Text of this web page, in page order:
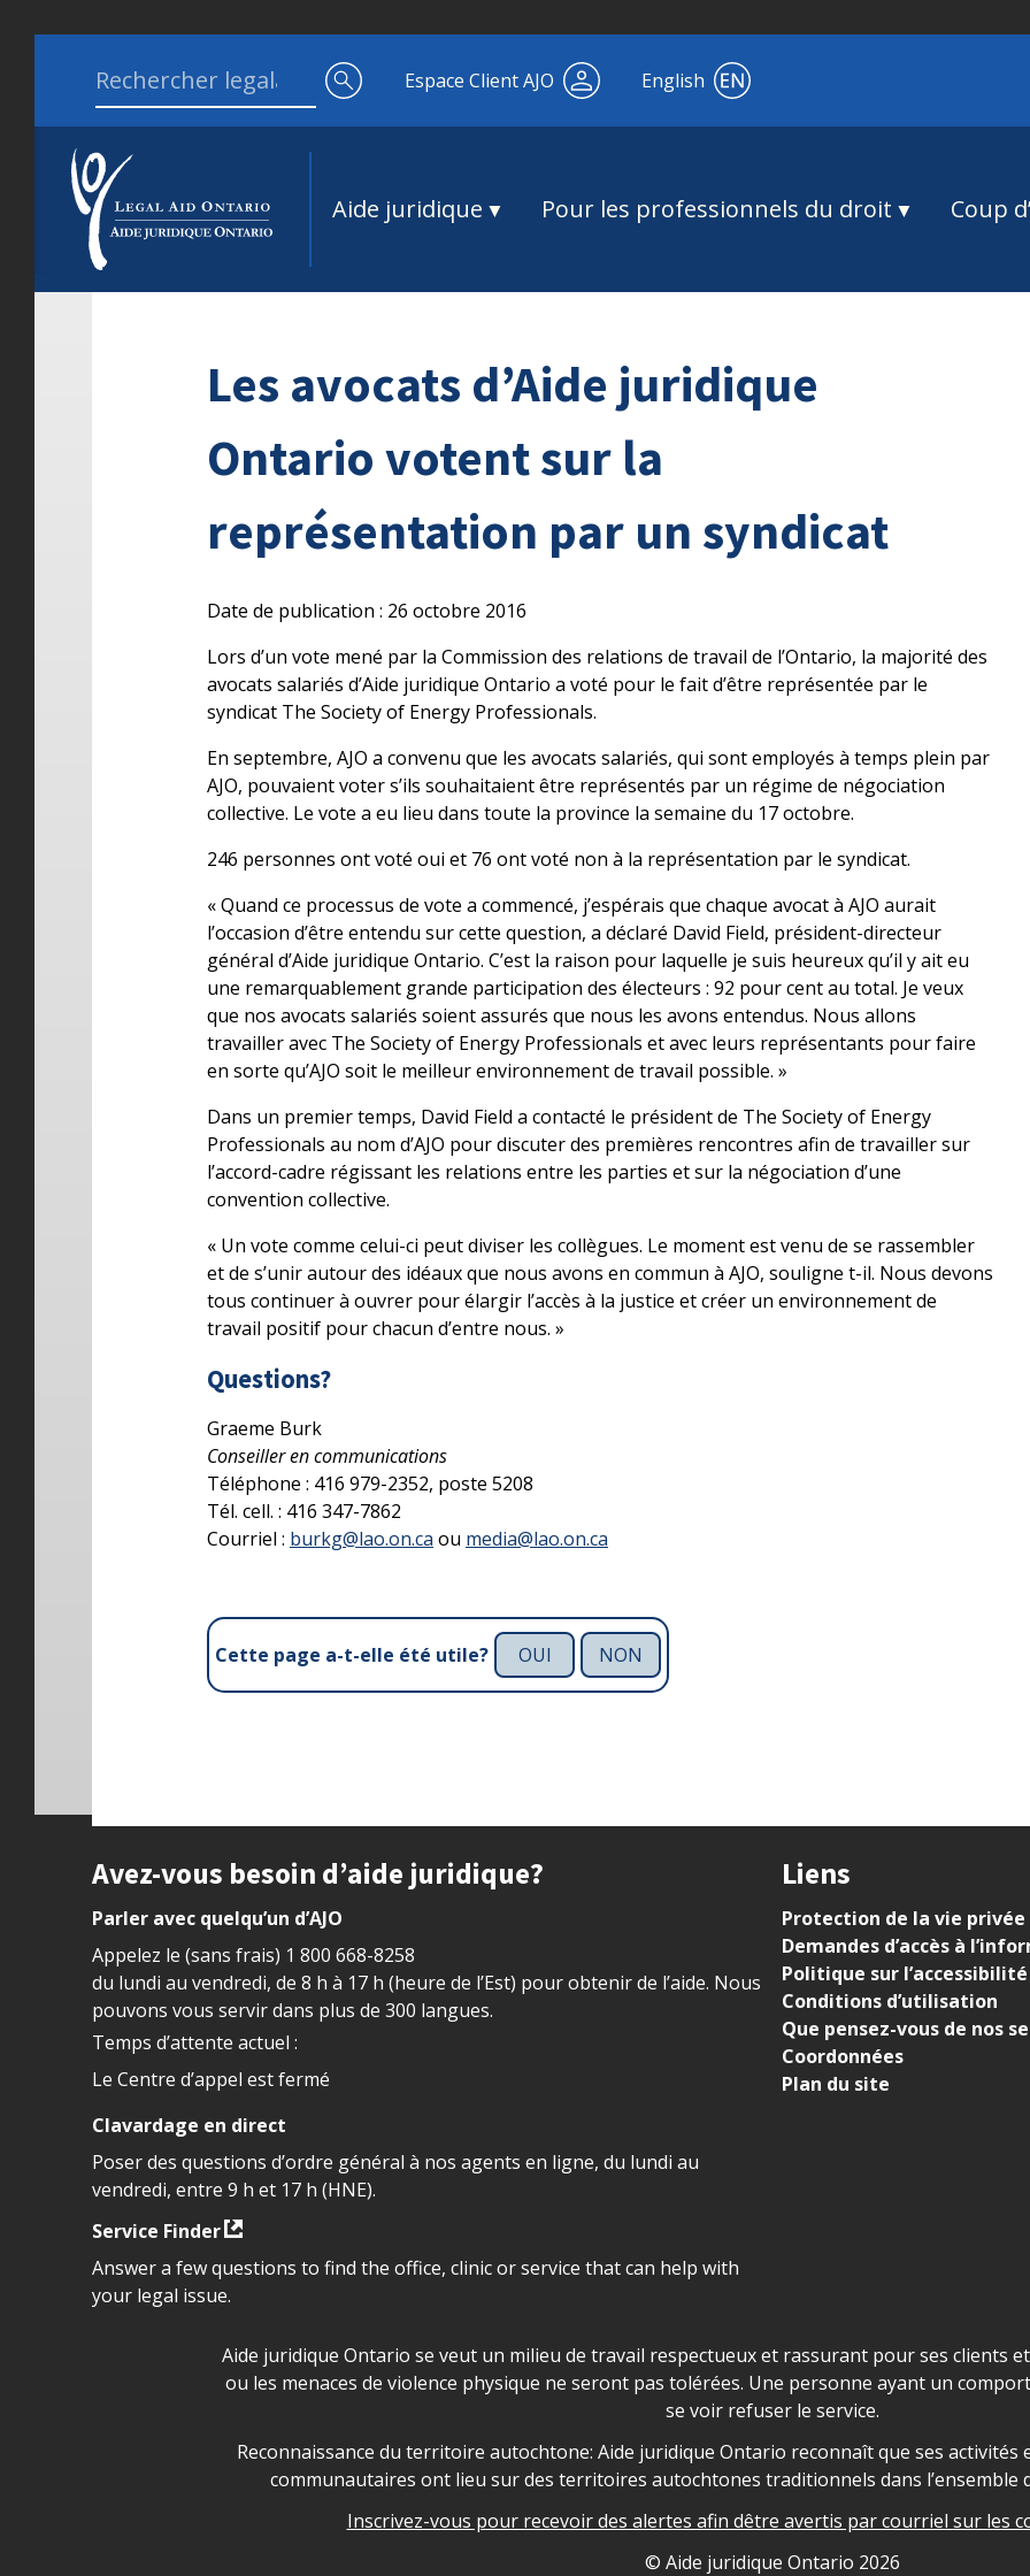
Search for:
Espace Client AJO English
Aide juridique Pour les professionnels du droit Coup
Les avocats d’Aide juridique
Ontario votent sur la
représentation par un syndicat
Date de publication : 26 octobre 2016
Lors d’un vote mené par la Commission des relations de travail de l’Ontario, la majorité des
avocats salariés d’Aide juridique Ontario a voté pour le fait d’être représentée par le
syndicat The Society of Energy Professionals.
En septembre, AJO a convenu que les avocats salariés, qui sont employés à temps plein par
AJO, pouvaient voter s’ils souhaitaient être représentés par un régime de négociation
collective. Le vote a eu lieu dans toute la province la semaine du 17 octobre.
246 personnes ont voté oui et 76 ont voté non à la représentation par le syndicat.
« Quand ce processus de vote a commencé, j’espérais que chaque avocat à AJO aurait
l’occasion d’être entendu sur cette question, a déclaré David Field, président-directeur
général d’Aide juridique Ontario. C’est la raison pour laquelle je suis heureux qu’il y ait eu
une remarquablement grande participation des électeurs : 92 pour cent au total. Je veux
que nos avocats salariés soient assurés que nous les avons entendus. Nous allons
travailler avec The Society of Energy Professionals et avec leurs représentants pour faire
en sorte qu’AJO soit le meilleur environnement de travail possible. »
Dans un premier temps, David Field a contacté le président de The Society of Energy
Professionals au nom d’AJO pour discuter des premières rencontres afin de travailler sur
l’accord-cadre régissant les relations entre les parties et sur la négociation d’une
convention collective.
« Un vote comme celui-ci peut diviser les collègues. Le moment est venu de se rassembler
et de s’unir autour des idéaux que nous avons en commun à AJO, souligne t-il. Nous devons
tous continuer à ouvrer pour élargir l’accès à la justice et créer un environnement de
travail positif pour chacun d’entre nous. »
Questions?
Graeme Burk
Conseiller en communications
Téléphone : 416 979-2352, poste 5208
Tél. cell. : 416 347-7862
Courriel : burkg@lao.on.ca ou media@lao.on.ca
Cette page a-t-elle été utile? OUI NON
Site footer
Avez-vous besoin d’aide juridique?
Parler avec quelqu’un d’AJO
Appelez le (sans frais) 1 800 668-8258
du lundi au vendredi, de 8 h à 17 h (heure de l’Est) pour obtenir de l’aide. Nous
pouvons vous servir dans plus de 300 langues.
Temps d’attente actuel :
Le Centre d’appel est fermé
Clavardage en direct
Poser des questions d’ordre général à nos agents en ligne, du lundi au
vendredi, entre 9 h et 17 h (HNE).
Service Finder
Answer a few questions to find the office, clinic or service that can help with
your legal issue.
Liens
Protection de la vie privée
Demandes d’accès à
Politique sur l’accessibilité
Conditions d’utilisation
Que pensez-vous de nos
Coordonnées
Plan du site
Déclaration sur la sécurité dans les locaux d'AJO.
Aide juridique Ontario se veut un milieu de travail respectueux et rassurant pour ses clients
ou les menaces de violence physique ne seront pas tolérées. Une personne ayant un
se voir refuser le service.
Legal Aid Ontario land acknowledgement
Reconnaissance du territoire autochtone: Aide juridique Ontario reconnaît que ses activités
communautaires ont lieu sur des territoires autochtones traditionnels dans l’ensemble
Inscrivez-vous pour recevoir des alertes afin dêtre avertis par courriel sur les
© Aide juridique Ontario 2026